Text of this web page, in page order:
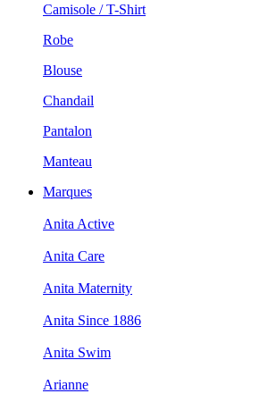
Camisole / T-Shirt
Robe
Blouse
Chandail
Pantalon
Manteau
Marques
Anita Active
Anita Care
Anita Maternity
Anita Since 1886
Anita Swim
Arianne